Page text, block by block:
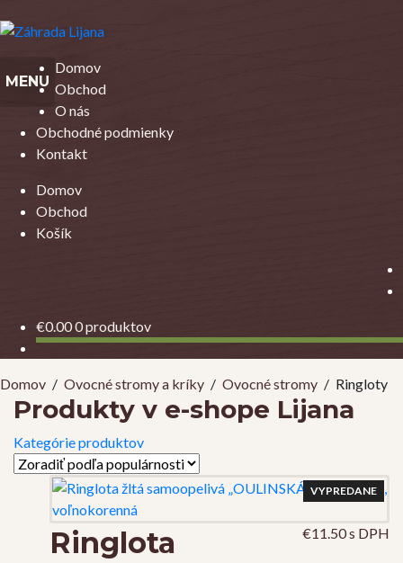
Preskočiť
navigáciu
Preskočiť
obsah
MENU
Domov
Obchod
O nás
Obchodné podmienky
Kontakt
Domov
Obchod
Košík
€0.000 produktov
Domov / Ovocné stromy a kríky / Ovocné stromy / Ringloty
Produkty v e-shope Lijana
Kategórie produktov
VYPREDANE
Ringlota
€11.50s DPH